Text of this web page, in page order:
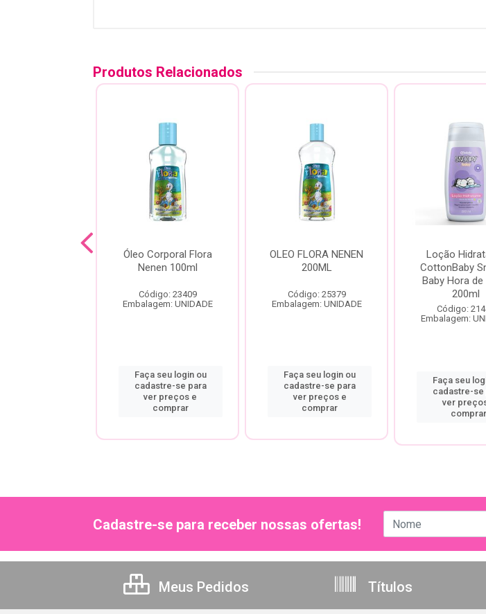
Produtos Relacionados
Óleo Corporal Flora
Nenen 100ml
Código: 23409
Embalagem: UNIDADE
Faça seu login ou
cadastre-se para
ver preços e
comprar
OLEO FLORA NENEN
200ML
Código: 25379
Embalagem: UNIDADE
Faça seu login ou
cadastre-se para
ver preços e
comprar
Loção
CottonBaby
Baby Hora de
200ml
Código:
Embalagem:
Faça seu
cadastre-se
ver
comprar
Cadastre-se para receber nossas ofertas!
Meus Pedidos Títulos